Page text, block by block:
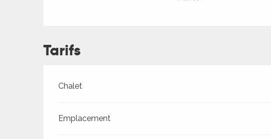
Tarifs
Tarifs 2026
Chalet
Emplacement